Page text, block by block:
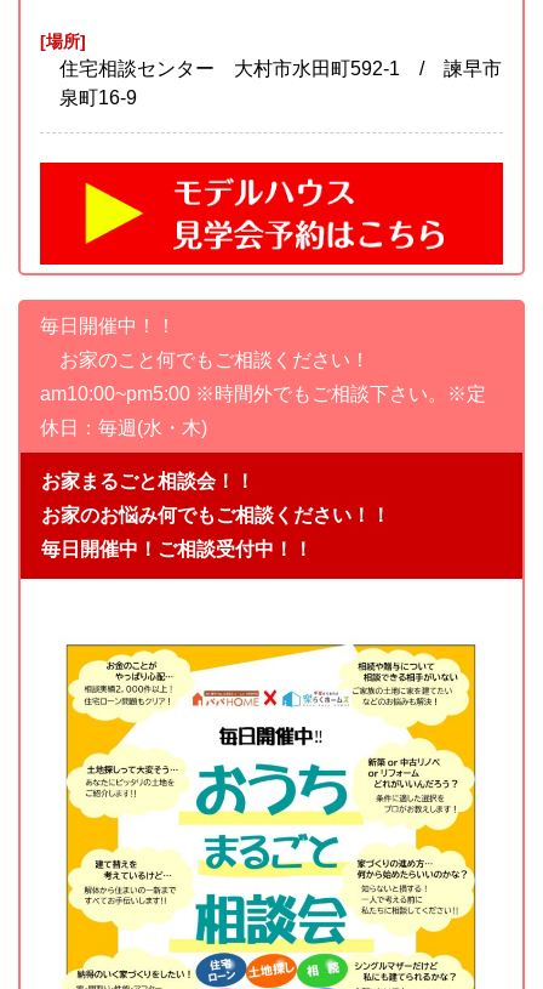
[場所]
住宅相談センター 大村市水田町592-1 / 諫早市
泉町16-9
毎日開催中！！
お家のこと何でもご相談ください！
am10:00~pm5:00 ※時間外でもご相談下さい。※定
休日：毎週(水・木)
お家まるごと相談会！！
お家のお悩み何でもご相談ください！！
毎日開催中！ご相談受付中！！